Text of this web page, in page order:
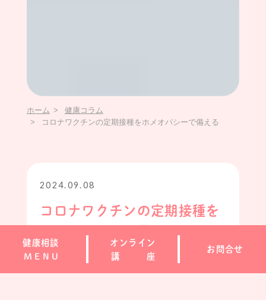
ホーム
健康コラム
コロナワクチンの定期接種をホメオパシーで備える
2024.09.08
コロナワクチンの定期接種を
健康相談
M E N U
オンライン
講
座
お問合せ